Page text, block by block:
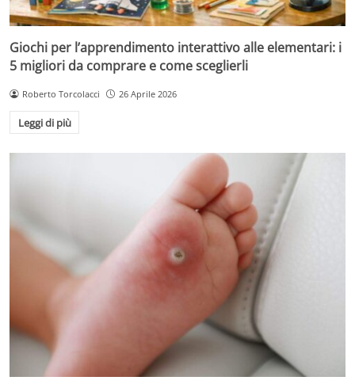
Giochi per l’apprendimento interattivo alle elementari: i
5 migliori da comprare e come sceglierli
Roberto Torcolacci 26 Aprile 2026
Leggi di più